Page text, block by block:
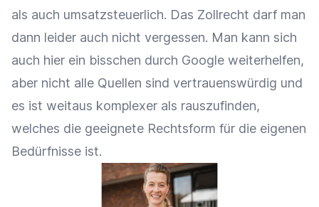
als auch umsatzsteuerlich. Das Zollrecht darf man
dann leider auch nicht vergessen. Man kann sich
auch hier ein bisschen durch Google weiterhelfen,
aber nicht alle Quellen sind vertrauenswürdig und
es ist weitaus komplexer als rauszufinden,
welches die geeignete Rechtsform für die eigenen
Bedürfnisse ist.